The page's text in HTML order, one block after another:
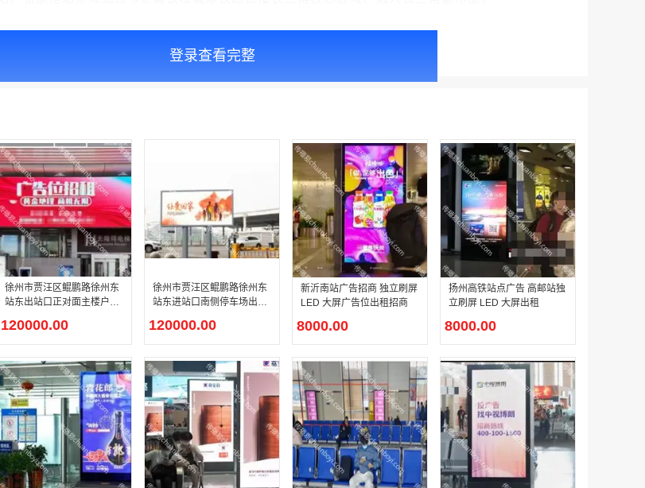
户外广告 天津社区道闸广告 天津小区道闸广告投放价格
￥1100.00
￥1100.00
登录查看完整
徐州市贾汪区鲲鹏路徐州东
站东出站口正对面主楼户外
120000.00
徐州市贾汪区鲲鹏路徐州东
站东进站口南侧停车场出入
屏
120000.00
新沂南站广告招商 独立刷屏
LED 大屏广告位出租招商
8000.00
扬州高铁站点广告 高邮站独
立刷屏 LED 大屏出租
8000.00